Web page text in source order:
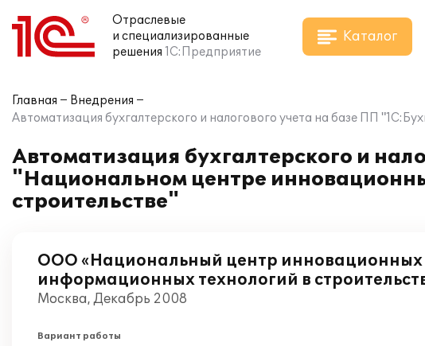
Отраслевые
и специализированные
решения 1С:Предприятие
Каталог
Главная
Внедрения
Автоматизация бухгалтерского и налогового учета на базе ПП
Автоматизация бухгалтерского и
"Национальном центре
строительстве"
ООО «Национальный центр инновационных
информационных технологий в
Москва, Декабрь 2008
Вариант работы